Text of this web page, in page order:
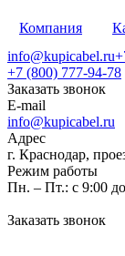
Компания
info@kupicabel.ru
+7 (800) 777-94-78
Заказать звонок
E-mail
info@kupicabel.ru
Адрес
г. Краснодар,
Режим работы
Пн. – Пт.: с 9:00
Заказать звонок